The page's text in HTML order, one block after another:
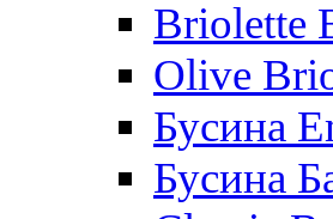
Briolette
Olive
Бусина
Бусина